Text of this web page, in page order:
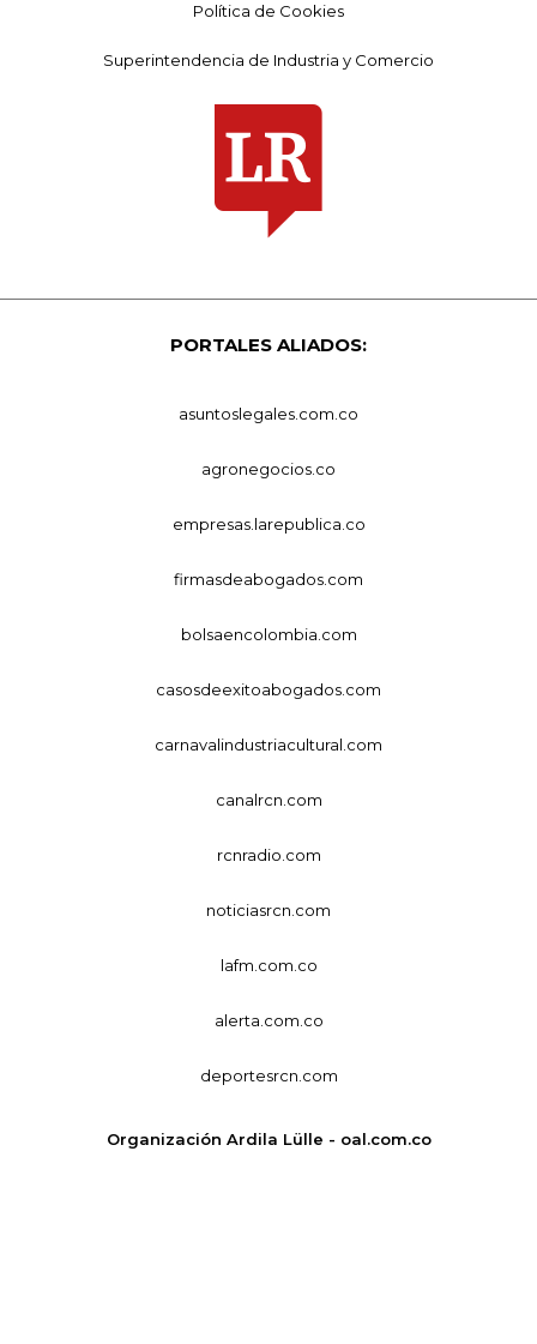
Política de Cookies
Superintendencia de Industria y Comercio
PORTALES ALIADOS:
asuntoslegales.com.co
agronegocios.co
empresas.larepublica.co
firmasdeabogados.com
bolsaencolombia.com
casosdeexitoabogados.com
carnavalindustriacultural.com
canalrcn.com
rcnradio.com
noticiasrcn.com
lafm.com.co
alerta.com.co
deportesrcn.com
Organización Ardila Lülle - oal.com.co